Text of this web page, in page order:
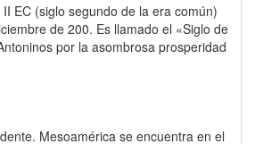
EC (siglo segundo de la era común)
de 200. Es llamado el «Siglo de
por la asombrosa prosperidad
Mesoamérica se encuentra en el